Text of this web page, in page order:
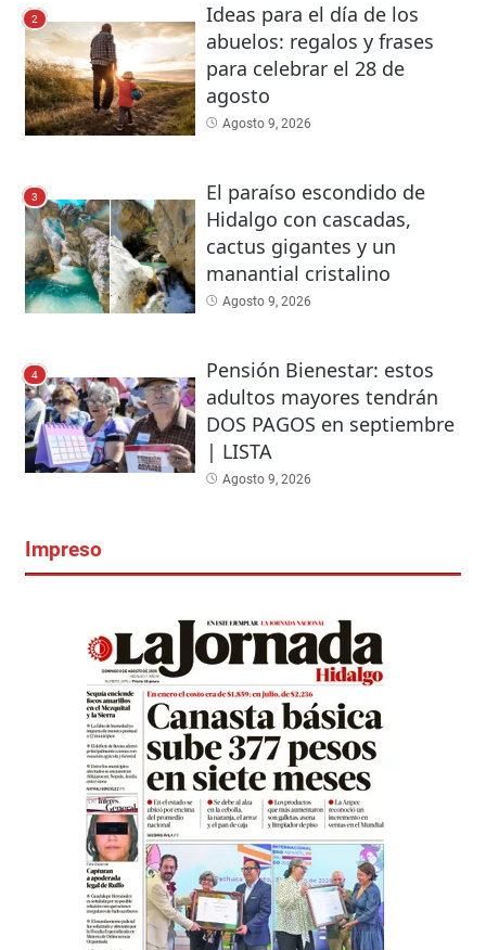
2
Ideas para el día de los
abuelos: regalos y frases
para celebrar el 28 de
agosto
Agosto 9, 2026
3
El paraíso escondido de
Hidalgo con cascadas,
cactus gigantes y un
manantial cristalino
Agosto 9, 2026
4
Pensión Bienestar: estos
adultos mayores tendrán
DOS PAGOS en septiembre
| LISTA
Agosto 9, 2026
Impreso